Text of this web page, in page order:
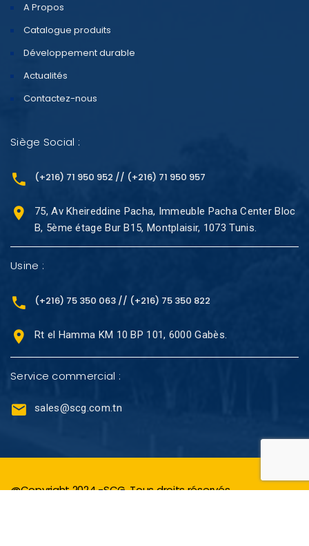
A Propos
Catalogue produits
Développement durable
Actualités
Contactez-nous
Siège Social :
(+216) 71 950 952 // (+216) 71 950 957
75, Av Kheireddine Pacha, Immeuble Pacha Center Bloc
B, 5ème étage Bur B15, Montplaisir, 1073 Tunis.
Usine :
(+216) 75 350 063 // (+216) 75 350 822
Rt el Hamma KM 10 BP 101, 6000 Gabès.
Service commercial :
sales@scg.com.tn
@Copyright 2024 -SCG. Tous droits réservés.